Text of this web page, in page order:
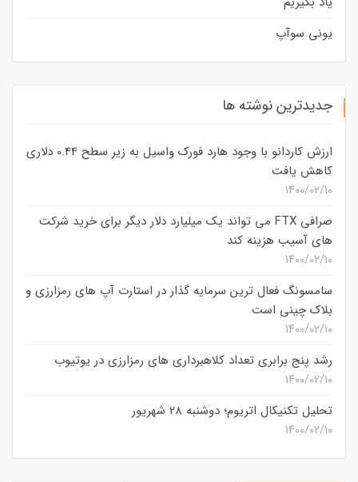
یونی سوآپ
جدیدترین نوشته ها
ارزش کاردانو با وجود هارد فورک واسیل به زیر سطح 0.44 دلاری
کاهش یافت
۱۴۰۰/۰۲/۱۰
صرافی FTX می تواند یک میلیارد دلار دیگر برای خرید شرکت
های آسیب هزینه کند
۱۴۰۰/۰۲/۱۰
سامسونگ فعال‌ ترین سرمایه‌ گذار در استارت‌ آپ‌ های رمزارزی و
بلاک چینی است
۱۴۰۰/۰۲/۱۰
رشد پنج برابری تعداد کلاهبرداری های رمزارزی در یوتیوب
۱۴۰۰/۰۲/۱۰
تحلیل تکنیکال اتریوم؛ دوشنبه 28 شهریور
۱۴۰۰/۰۲/۱۰